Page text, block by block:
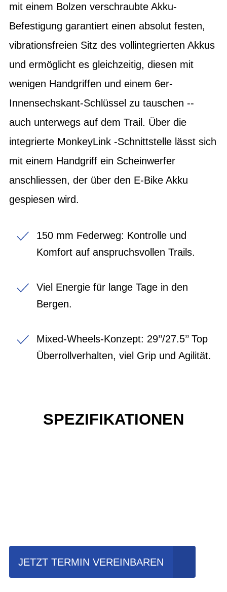
mit einem Bolzen verschraubte Akku-
Befestigung garantiert einen absolut festen,
vibrationsfreien Sitz des vollintegrierten Akkus
und ermöglicht es gleichzeitig, diesen mit
wenigen Handgriffen und einem 6er-
Innensechskant-Schlüssel zu tauschen --
auch unterwegs auf dem Trail. Über die
integrierte MonkeyLink -Schnittstelle lässt sich
mit einem Handgriff ein Scheinwerfer
anschliessen, der über den E-Bike Akku
gespiesen wird.
150 mm Federweg: Kontrolle und
Komfort auf anspruchsvollen Trails.
Viel Energie für lange Tage in den
Bergen.
Mixed-Wheels-Konzept: 29’’/27.5’’ Top
Überrollverhalten, viel Grip und Agilität.
SPEZIFIKATIONEN
JETZT TERMIN VEREINBAREN